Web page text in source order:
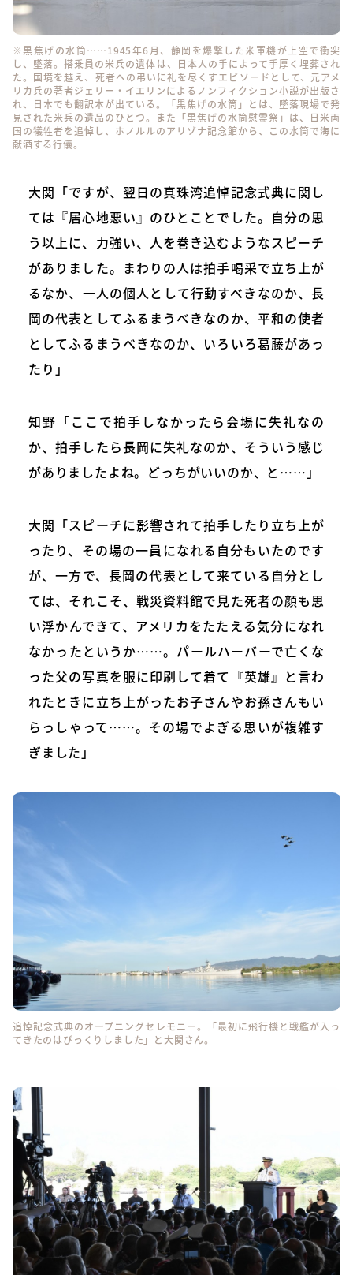
※黒焦げの水筒……1945年6月、静岡を爆撃した米軍機が上空で衝突
し、墜落。搭乗員の米兵の遺体は、日本人の手によって手厚く埋葬され
た。国境を越え、死者への弔いに礼を尽くすエピソードとして、元アメ
リカ兵の著者ジェリー・イエリンによるノンフィクション小説が出版さ
れ、日本でも翻訳本が出ている。「黒焦げの水筒」とは、墜落現場で発
見された米兵の遺品のひとつ。また「黒焦げの水筒慰霊祭」は、日米両
国の犠牲者を追悼し、ホノルルのアリゾナ記念館から、この水筒で海に
献酒する行儀。
大関「ですが、翌日の真珠湾追悼記念式典に関し
ては『居心地悪い』のひとことでした。自分の思
う以上に、力強い、人を巻き込むようなスピーチ
がありました。まわりの人は拍手喝采で立ち上が
るなか、一人の個人として行動すべきなのか、長
岡の代表としてふるまうべきなのか、平和の使者
としてふるまうべきなのか、いろいろ葛藤があっ
たり」
知野「ここで拍手しなかったら会場に失礼なの
か、拍手したら長岡に失礼なのか、そういう感じ
がありましたよね。どっちがいいのか、と……」
大関「スピーチに影響されて拍手したり立ち上が
ったり、その場の一員になれる自分もいたのです
が、一方で、長岡の代表として来ている自分とし
ては、それこそ、戦災資料館で見た死者の顔も思
い浮かんできて、アメリカをたたえる気分になれ
なかったというか……。パールハーバーで亡くな
った父の写真を服に印刷して着て『英雄』と言わ
れたときに立ち上がったお子さんやお孫さんもい
らっしゃって……。その場でよぎる思いが複雑す
ぎました」
追悼記念式典のオープニングセレモニー。「最初に飛行機と戦艦が入っ
てきたのはびっくりしました」と大関さん。